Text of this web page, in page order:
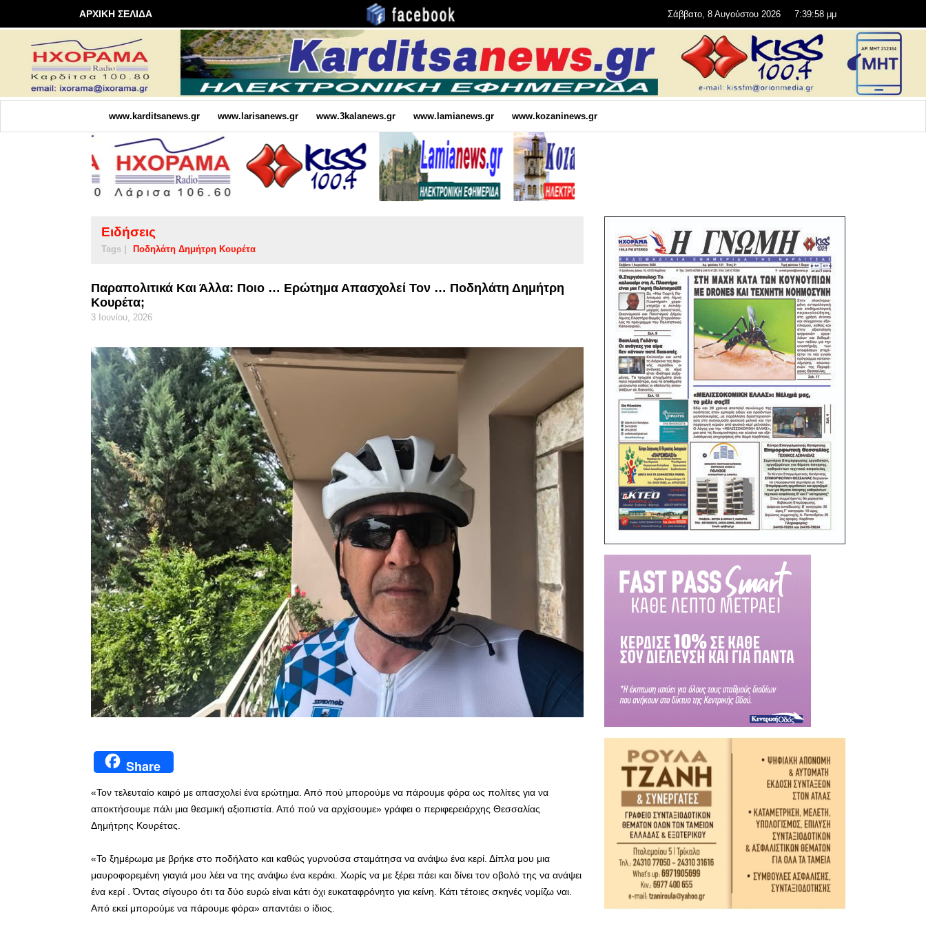
ΑΡΧΙΚΗ ΣΕΛΙΔΑ Σάββατο, 8 Αυγούστου 2026 7:39:59 μμ
www.karditsanews.gr www.larisanews.gr www.3kalanews.gr www.lamianews.gr www.kozaninews.gr
Ειδήσεις
Tags | Ποδηλάτη Δημήτρη Κουρέτα
Παραπολιτικά Και Άλλα: Ποιο … Ερώτημα Απασχολεί Τον … Ποδηλάτη Δημήτρη
Κουρέτα;
3 Ιουνίου, 2026
Share
«Τον τελευταίο καιρό με απασχολεί ένα ερώτημα. Από πού μπορούμε να πάρουμε φόρα ως πολίτες για να
αποκτήσουμε πάλι μια θεσμική αξιοπιστία. Από πού να αρχίσουμε» γράφει ο περιφερειάρχης Θεσσαλίας
Δημήτρης Κουρέτας.
«Το ξημέρωμα με βρήκε στο ποδήλατο και καθώς γυρνούσα σταμάτησα να ανάψω ένα κερί. Δίπλα μου μια
μαυροφορεμένη γιαγιά μου λέει να της ανάψω ένα κεράκι. Χωρίς να με ξέρει πάει και δίνει τον οβολό της να ανάψει
ένα κερί . Όντας σίγουρο ότι τα δύο ευρώ είναι κάτι όχι ευκαταφρόνητο για κείνη. Κάτι τέτοιες σκηνές νομίζω ναι.
Από εκεί μπορούμε να πάρουμε φόρα» απαντάει ο ίδιος.